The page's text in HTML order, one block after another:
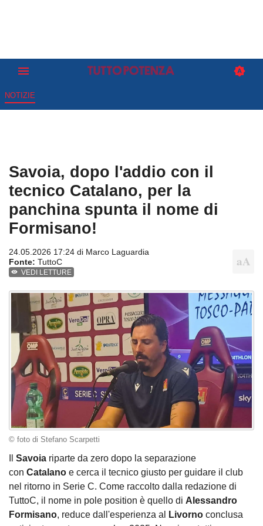
NOTIZIE
Savoia, dopo l'addio con il
tecnico Catalano, per la
panchina spunta il nome di
Formisano!
24.05.2026 17:24 di Marco Laguardia
Fonte: TuttoC
VEDI LETTURE
© foto di Stefano Scarpetti
Savoia riparte da zero dopo la separazione
con Catalano e cerca il tecnico giusto per guidare il club
nel ritorno in Serie C. Come raccolto dalla redazione di
TuttoC, il nome in pole position è quello di Alessandro
Formisano, reduce dall'esperienza al Livorno conclusa